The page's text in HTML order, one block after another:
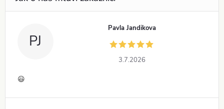
PJ
Pavla Jandikova
3.7.2026
😃